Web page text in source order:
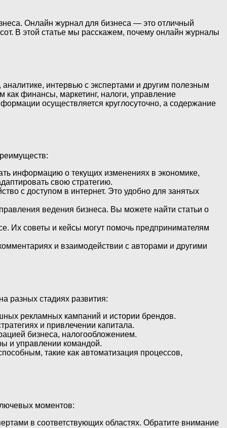
Онлайн журнал для бизнеса — это отличный
В этой статье мы расскажем, почему онлайн журналы
интервью с экспертами и другим полезным
финансы, маркетинг, налоги, управление
осуществляется круглосуточно, а содержание
информацию о текущих изменениях в экономике,
свою стратегию.
с доступом в интернет. Это удобно для занятых
ведения бизнеса. Вы можете найти статьи о
Их советы и кейсы могут помочь предпринимателям
и взаимодействии с авторами и другими
разных стадиях развития:
рекламных кампаний и истории брендов.
и привлечении капитала.
бизнеса, налогообложением.
и управлении командой.
такие как автоматизация процессов,
моментов:
в соответствующих областях. Обратите внимание